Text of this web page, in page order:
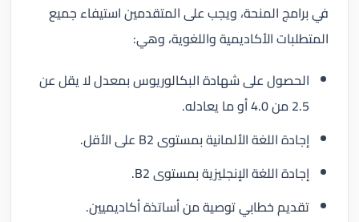
في برامج المنحة، ويجب على المتقدمين استيفاء جميع
المتطلبات الأكاديمية واللغوية، وهي:
الحصول على شهادة البكالوريوس بمعدل لا يقل عن
2.5 من 4.0 أو ما يعادله.
إجادة اللغة الألمانية بمستوى B2 على الأقل.
إجادة اللغة الإنجليزية بمستوى B2.
تقديم خطابي توصية من أساتذة أكاديميين.